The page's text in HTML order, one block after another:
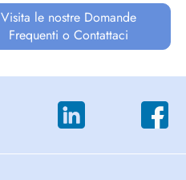
Visita le nostre Domande
Frequenti o Contattaci